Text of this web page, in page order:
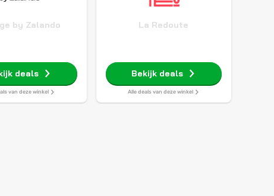
by Zalando
deals
van deze winkel
La Redoute
Bekijk deals
Alle deals van deze winkel